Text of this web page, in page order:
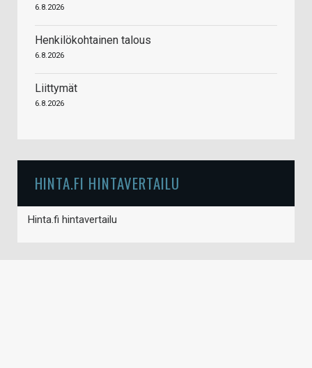
6.8.2026
Henkilökohtainen talous
6.8.2026
Liittymät
6.8.2026
HINTA.FI HINTAVERTAILU
Hinta.fi hintavertailu